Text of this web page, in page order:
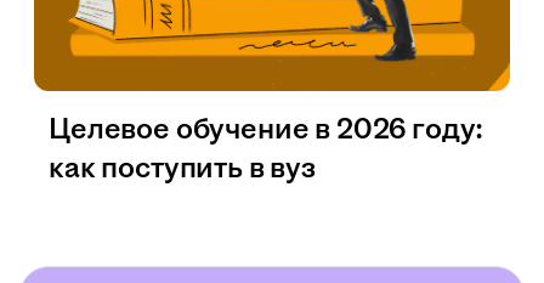
Целевое обучение в 2026 году:
как поступить в вуз